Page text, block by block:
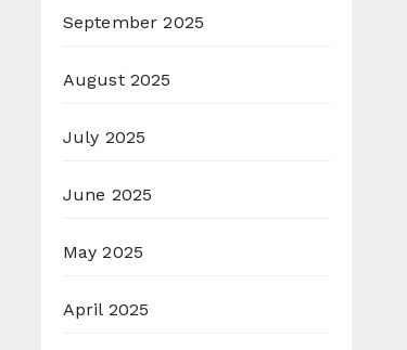
September 2025
August 2025
July 2025
June 2025
May 2025
April 2025